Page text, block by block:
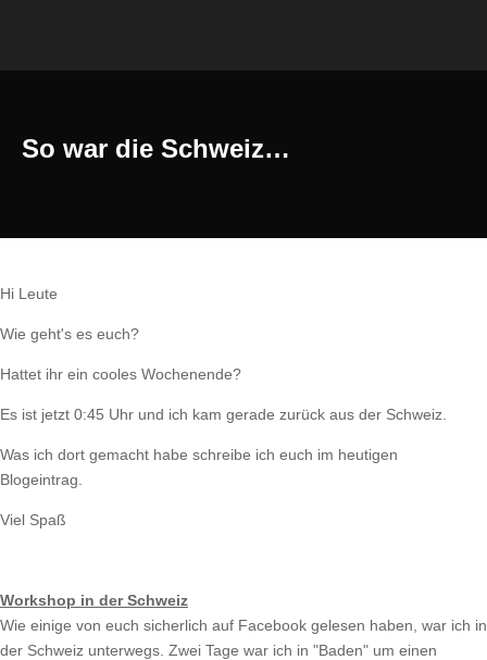
So war die Schweiz…
Hi Leute
Wie geht's es euch?
Hattet ihr ein cooles Wochenende?
Es ist jetzt 0:45 Uhr und ich kam gerade zurück aus der Schweiz.
Was ich dort gemacht habe schreibe ich euch im heutigen
Blogeintrag.
Viel Spaß
Workshop in der Schweiz
Wie einige von euch sicherlich auf Facebook gelesen haben, war ich in
der Schweiz unterwegs. Zwei Tage war ich in "Baden" um einen